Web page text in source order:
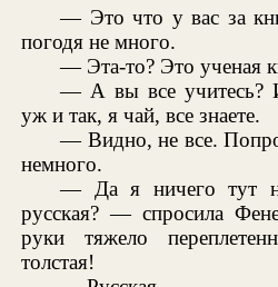
— Это что у вас за
погодя не много.
— Эта-то? Это ученая
— А вы все учитесь?
уж и так, я чай, все знаете.
— Видно, не все.
немного.
— Да я ничего тут
русская? — спросила
руки тяжело
толстая!